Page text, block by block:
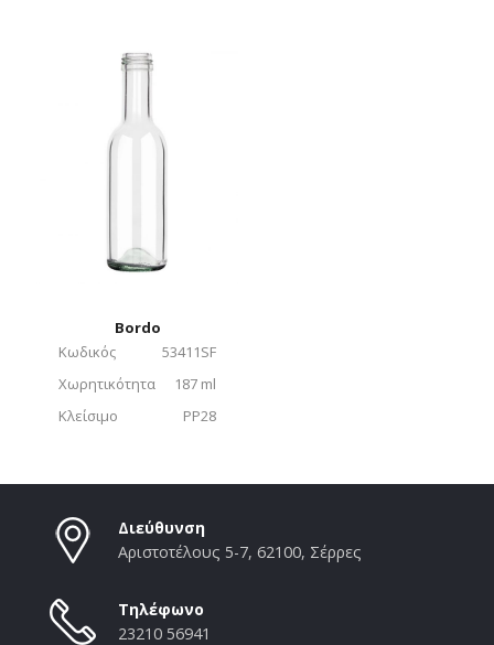
Bordo
Κωδικός
53411SF
Χωρητικότητα
187 ml
Κλείσιμο
PP28
Διεύθυνση
Αριστοτέλους 5-7, 62100, Σέρρες
Τηλέφωνο
23210 56941